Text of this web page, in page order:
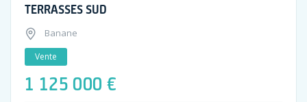
TERRASSES SUD
Banane
Vente
1 125 000 €